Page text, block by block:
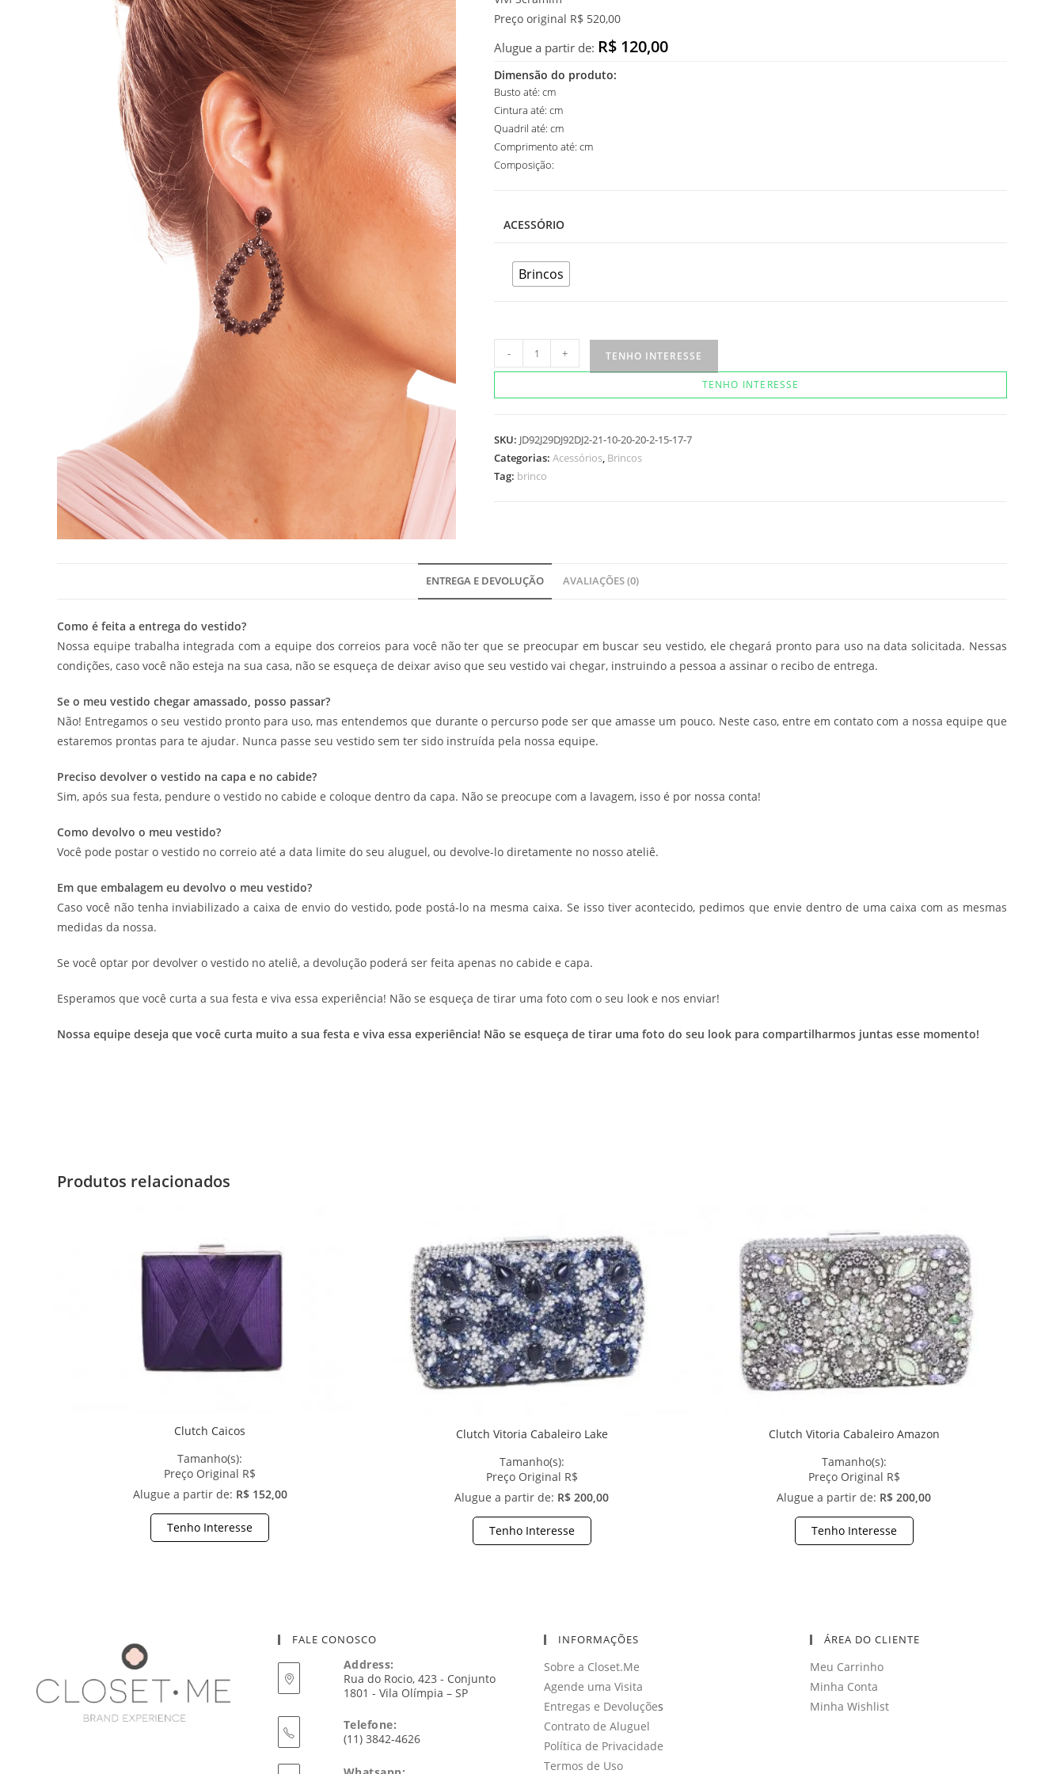
Preço original R$ 520,00
Alugue a partir de: R$ 120,00
Dimensão do produto:
Busto até: cm
Cintura até: cm
Quadril até: cm
Comprimento até: cm
Composição:
ACESSÓRIO
Brincos
Black
- + TENHO INTERESSE
TENHO INTERESSE
SKU: JD92J29DJ92DJ2-21-10-20-20-2-15-17-7
Categorias: Acessórios, Brincos
Tag: brinco
ENTREGA E DEVOLUÇÃO AVALIAÇÕES (0)
Como é feita a entrega do vestido?
Nossa equipe trabalha integrada com a equipe dos correios para você não ter que se preocupar em buscar seu vestido, ele chegará pronto para uso na data solicitada. Nessas
condições, caso você não esteja na sua casa, não se esqueça de deixar aviso que seu vestido vai chegar, instruindo a pessoa a assinar o recibo de entrega.
Se o meu vestido chegar amassado, posso passar?
Não! Entregamos o seu vestido pronto para uso, mas entendemos que durante o percurso pode ser que amasse um pouco. Neste caso, entre em contato com a nossa equipe que
estaremos prontas para te ajudar. Nunca passe seu vestido sem ter sido instruída pela nossa equipe.
Preciso devolver o vestido na capa e no cabide?
Sim, após sua festa, pendure o vestido no cabide e coloque dentro da capa. Não se preocupe com a lavagem, isso é por nossa conta!
Como devolvo o meu vestido?
Você pode postar o vestido no correio até a data limite do seu aluguel, ou devolve-lo diretamente no nosso ateliê.
Em que embalagem eu devolvo o meu vestido?
Caso você não tenha inviabilizado a caixa de envio do vestido, pode postá-lo na mesma caixa. Se isso tiver acontecido, pedimos que envie dentro de uma caixa com as mesmas
medidas da nossa.
Se você optar por devolver o vestido no ateliê, a devolução poderá ser feita apenas no cabide e capa.
Esperamos que você curta a sua festa e viva essa experiência! Não se esqueça de tirar uma foto com o seu look e nos enviar!
Nossa equipe deseja que você curta muito a sua festa e viva essa experiência! Não se esqueça de tirar uma foto do seu look para compartilharmos juntas esse momento!
Produtos relacionados
Clutch Caicos
Tamanho(s):
Preço Original R$
Alugue a partir de: R$ 152,00
Tenho Interesse
Clutch Vitoria Cabaleiro Lake
Tamanho(s):
Preço Original R$
Alugue a partir de: R$ 200,00
Tenho Interesse
Clutch Vitoria Cabaleiro Amazon
Tamanho(s):
Preço Original R$
Alugue a partir de: R$ 200,00
Tenho Interesse
FALE CONOSCO
Address:
Rua do Rocio, 423 - Conjunto
1801 - Vila Olímpia – SP
Telefone:
(11) 3842-4626
INFORMAÇÕES
Sobre a Closet.Me
Agende uma Visita
Entregas e Devoluções
Contrato de Aluguel
Política de Privacidade
Termos de Uso
ÁREA DO CLIENTE
Meu Carrinho
Minha Conta
Minha Wishlist